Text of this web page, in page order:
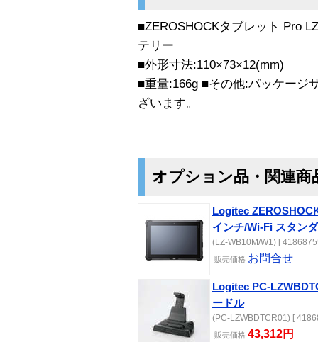
■ZEROSHOCKタブレット Pro
テリー
■外形寸法:110×73×12(mm)
■重量:166g ■その他:パッケージ
ざいます。
オプション品・関連商
Logitec
インチ/Wi-Fi スタン
(LZ-WB10M/W1) [
販売価格 お問合せ
Logitec PC-
ードル
(PC-LZWBDTCR01) [
販売価格 43,312円